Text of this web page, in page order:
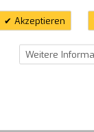
Akzeptieren
Weitere